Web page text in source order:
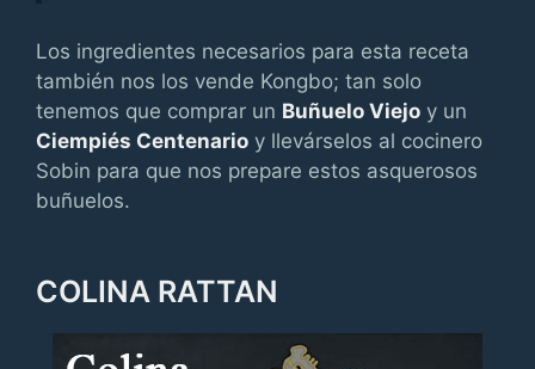
Los ingredientes necesarios para esta receta
también nos los vende Kongbo; tan solo
tenemos que comprar un Buñuelo Viejo y un
Ciempiés Centenario y llevárselos al cocinero
Sobin para que nos prepare estos asquerosos
buñuelos.
COLINA RATTAN